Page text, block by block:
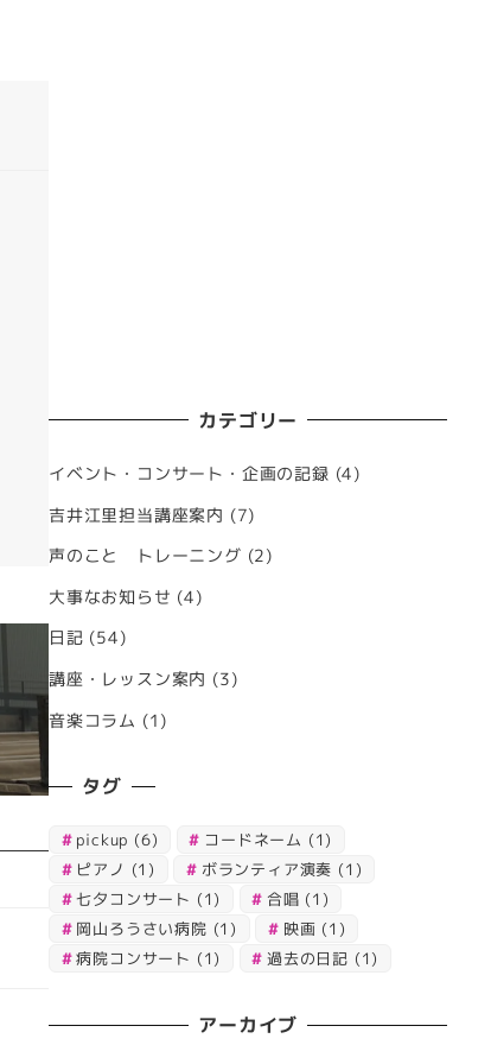
カテゴリー
イベント・コンサート・企画の記録 (4)
吉井江里担当講座案内 (7)
声のこと トレーニング (2)
大事なお知らせ (4)
日記 (54)
講座・レッスン案内 (3)
音楽コラム (1)
タグ
pickup (6) コードネーム (1)
ピアノ (1) ボランティア演奏 (1)
七夕コンサート (1) 合唱 (1)
岡山ろうさい病院 (1) 映画 (1)
病院コンサート (1) 過去の日記 (1)
アーカイブ